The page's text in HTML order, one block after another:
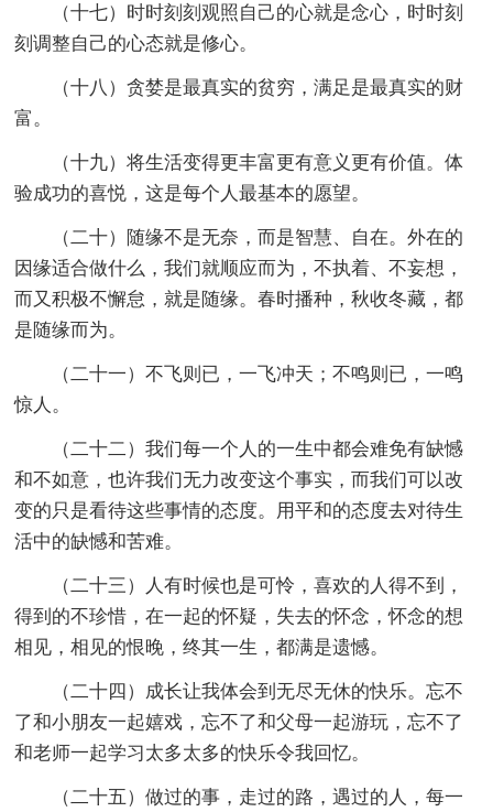
（十七）时时刻刻观照自己的心就是念心，时时刻
刻调整自己的心态就是修心。
（十八）贪婪是最真实的贫穷，满足是最真实的财
富。
（十九）将生活变得更丰富更有意义更有价值。体
验成功的喜悦，这是每个人最基本的愿望。
（二十）随缘不是无奈，而是智慧、自在。外在的
因缘适合做什么，我们就顺应而为，不执着、不妄想，
而又积极不懈怠，就是随缘。春时播种，秋收冬藏，都
是随缘而为。
（二十一）不飞则已，一飞冲天；不鸣则已，一鸣
惊人。
（二十二）我们每一个人的一生中都会难免有缺憾
和不如意，也许我们无力改变这个事实，而我们可以改
变的只是看待这些事情的态度。用平和的态度去对待生
活中的缺憾和苦难。
（二十三）人有时候也是可怜，喜欢的人得不到，
得到的不珍惜，在一起的怀疑，失去的怀念，怀念的想
相见，相见的恨晚，终其一生，都满是遗憾。
（二十四）成长让我体会到无尽无休的快乐。忘不
了和小朋友一起嬉戏，忘不了和父母一起游玩，忘不了
和老师一起学习太多太多的快乐令我回忆。
（二十五）做过的事，走过的路，遇过的人，每一